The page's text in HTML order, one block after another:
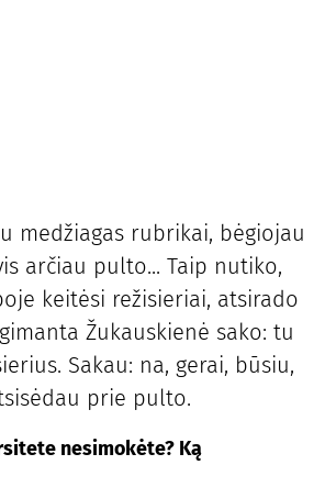
medžiagas rubrikai, bėgiojau
arčiau pulto... Taip nutiko,
keitėsi režisieriai, atsirado
Žukauskienė sako: tu
Sakau: na, gerai, būsiu,
prie pulto.
nesimokėte? Ką